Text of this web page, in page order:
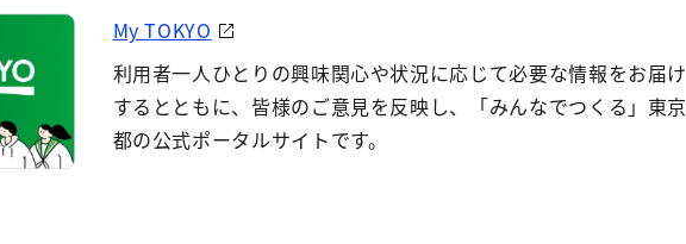
My TOKYO
利用者一人ひとりの興味関心や状況に応じて必要な情報をお届け
するとともに、皆様のご意見を反映し、「みんなでつくる」東京
都の公式ポータルサイトです。